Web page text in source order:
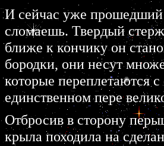
И сейчас уже прошедший
сломаешь. Твердый
ближе к кончику он
бородки, они несут
которые переплетаются
единственном пере
Отбросив в сторону
крыла походила на